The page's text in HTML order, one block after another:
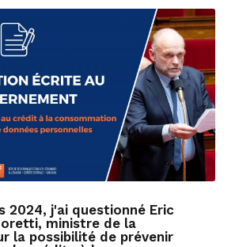
2024, j'ai questionné Eric
ministre de la
la possibilité de prévenir